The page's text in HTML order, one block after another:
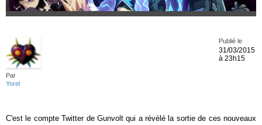
Par
Yorel
Publié le
31/03/2015
à 23h15
C'est le compte Twitter de Gunvolt qui a révélé la sortie de ces nouveaux